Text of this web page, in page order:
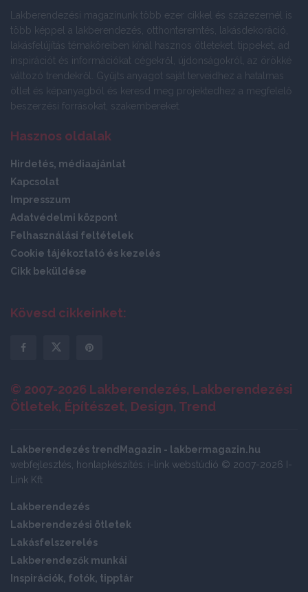
Lakberendezési magazinunk több ezer cikkel és százezernél is
több képpel a lakberendezés, otthonteremtés, lakásdekoráció,
lakásfelújítás témaköreiben kínál hasznos ötleteket, tippeket, ad
inspirációt és információkat cégekről, újdonságokról, az örökké
változó trendekről. Gyűjts anyagot saját terveidhez a hatalmas
ötlet és képanyagból és keresd meg projektedhez a megfelelő
beszerzési forrásokat, szakembereket.
Hasznos oldalak
Hirdetés, médiaajánlat
Kapcsolat
Impresszum
Adatvédelmi központ
Felhasználási feltételek
Cookie tájékoztató és kezelés
Cikk beküldése
Kövesd cikkeinket:
© 2007-2026 Lakberendezés, Lakberendezési
Ötletek, Építészet, Design, Trend
Lakberendezés trendMagazin - lakbermagazin.hu
webfejlesztés, honlapkészítés: i-link webstúdió © 2007-2026 I-
Link Kft
Lakberendezés
Lakberendezési ötletek
Lakásfelszerelés
Lakberendezők munkái
Inspirációk, fotók, tipptár